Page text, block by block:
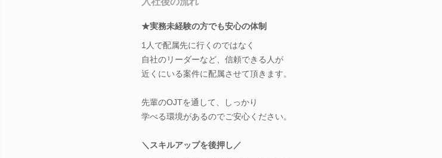
★実務未経験の方でも安心の体制
1人で配属先に行くのではなく
自社のリーダーなど、信頼できる人が
近くにいる案件に配属させて頂きます。
先輩のOJTを通して、しっかり
学べる環境があるのでご安心ください。
＼スキルアップを後押し／